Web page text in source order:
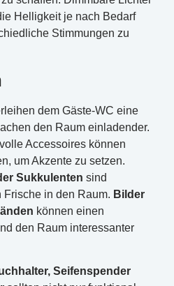
Helligkeit je nach Bedarf
Stimmungen zu
dem Gäste-WC eine
den Raum einladender.
Accessoires können
um Akzente zu setzen.
Sukkulenten sind
in den Raum. Bilder
können einen
den Raum interessanter
Seifenspender